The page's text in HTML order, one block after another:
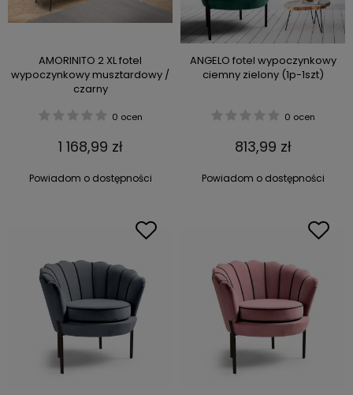
AMORINITO 2 XL fotel
wypoczynkowy musztardowy /
czarny
0 ocen
1 168,99 zł
Powiadom o dostępności
ANGELO fotel wypoczynkowy
ciemny zielony (1p-1szt)
0 ocen
813,99 zł
Powiadom o dostępności